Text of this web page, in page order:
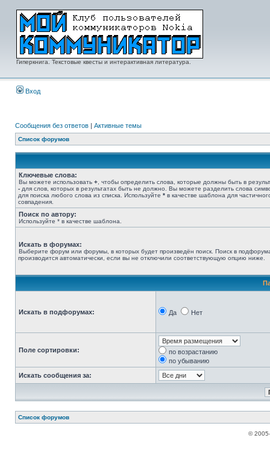
Гиперкнига. Текстовые квесты и интерактивная литература.
Вход
Сообщения без ответов | Активные темы
Список форумов
Ключевые слова:
Вы можете использовать + , чтобы определить слова, которые должны быть в
- для слов, которых в результатах быть не должно. Вы можете разделить слова
для поиска любого слова из списка. Используйте * в качестве шаблона для
совпадения.
Поиск по автору:
Используйте * в качестве шаблона.
Искать в форумах:
Выберите форум или форумы, в которых будет произведён поиск. Поиск в
производится автоматически, если вы не отключили соответствующую опцию ниже.
Искать в подфорумах: Да Нет
Поле сортировки:
по возрастанию
по убыванию
Искать сообщения за:
Список форумов
©